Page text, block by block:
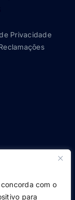
com o
para
Privacidade